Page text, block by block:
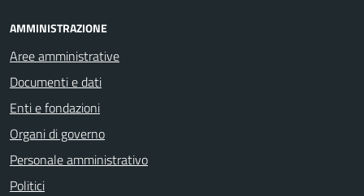
AMMINISTRAZIONE
Aree amministrative
Documenti e dati
Enti e fondazioni
Organi di governo
Personale amministrativo
Politici